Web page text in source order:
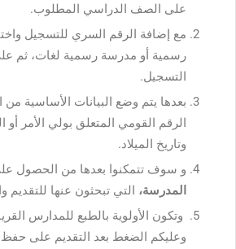
على الصف الدراسي المطلوب.
مع إضافة الرقم السري للتسجيل
رسمية أو مدرسة رسمية لغات، ثم
التسجيل.
بعدها يتم وضع البيانات الأساسية من
الرقم القومي المتعلق بولي الأمر
وتاريخ الميلاد.
و سوف تتمكنوا بعدها من الحصول
المدرسة، التي تبحثون عنها للتقديم
وتكون الأولوية بالطبع للمدارس
وعليكم الضغط بعد التقديم على حفظ